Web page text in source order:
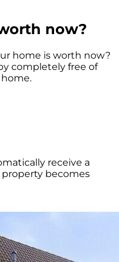
now?
home is worth now?
completely free of
receive a
property becomes